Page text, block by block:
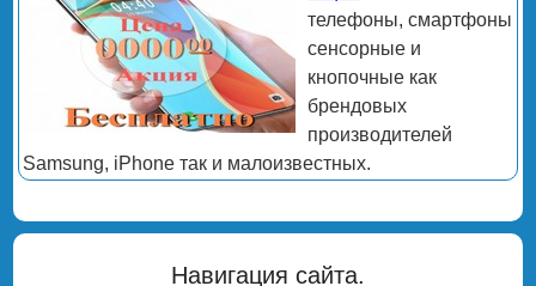
телефоны, смартфоны
сенсорные и
кнопочные как
брендовых
производителей
Samsung, iPhone так и малоизвестных.
Навигация сайта.